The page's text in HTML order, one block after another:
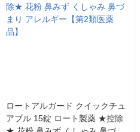
ロートアルガード クイックチュ
アブル 15錠 ロート製薬 ★控除